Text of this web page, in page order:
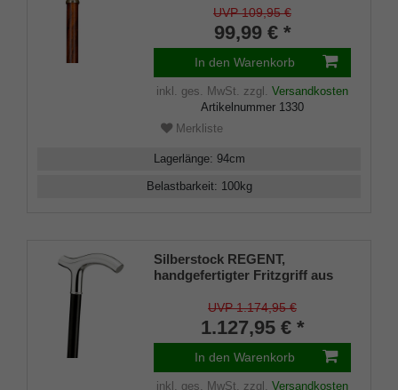
Buchenholz,
kirschbaumfarben, seidenmatt
lackiert inkl.Gummipuffer.
UVP 109,95 €
99,99 € *
In den Warenkorb
inkl. ges. MwSt. zzgl. Versandkosten
Artikelnummer 1330
Merkliste
Lagerlänge: 94cm
Belastbarkeit: 100kg
Silberstock REGENT,
handgefertigter Fritzgriff aus
mit Gravurplatten, Stock aus
echtem Makassar-Ebenholz,
Gummipuffer
UVP 1.174,95 €
1.127,95 € *
In den Warenkorb
inkl. ges. MwSt. zzgl. Versandkosten